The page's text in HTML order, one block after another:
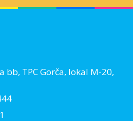
bb, TPC Gorča, lokal M-20,